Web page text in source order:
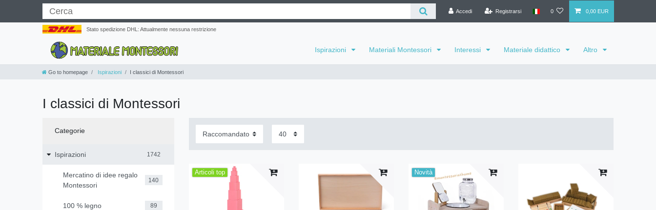
Accedi Registrarsi 0 0,00 EUR
Stato spedizione DHL: Attualmente nessuna restrizione
Ispirazioni Materiali Montessori Interessi Materiale didattico Altro
Go to homepage Ispirazioni I classici di Montessori
I classici di Montessori
Categorie
Ispirazioni 1742
Mercatino di idee regalo
Montessori
140
100 % legno 89
Articoli top Novità